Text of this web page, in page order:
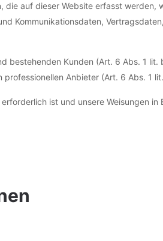
die auf dieser Website erfasst werden,
Kommunikationsdaten,
bestehenden Kunden (Art. 6 Abs. 1 lit.
Anbieter (Art. 6 Abs. 1
ist und unsere Weisungen in